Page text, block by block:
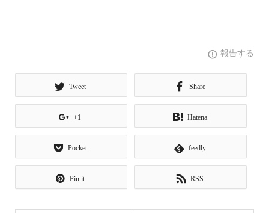
報告する
Tweet Share
+1 Hatena
Pocket feedly
Pin it RSS